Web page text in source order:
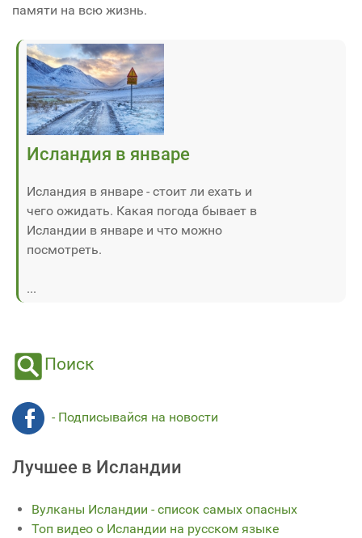
памяти на всю жизнь.
Исландия в январе
Исландия в январе - стоит ли ехать и
чего ожидать. Какая погода бывает в
Исландии в январе и что можно
посмотреть.
...
Поиск
- Подписывайся на новости
Лучшее в Исландии
Вулканы Исландии - список самых опасных
Топ видео о Исландии на русском языке